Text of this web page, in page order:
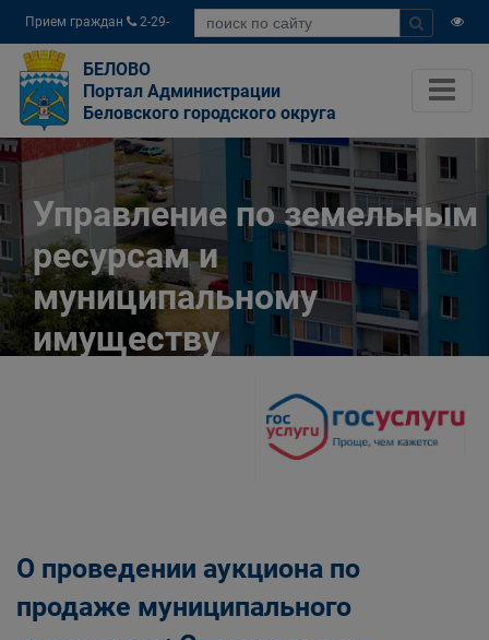
Прием граждан
2-29-
04
БЕЛОВО
Портал Администрации
Беловского городского округа
Управление по земельным
ресурсам и
муниципальному
имуществу
Беловского городского
Беловского городского округа
Управление по земельным ресурсам и
муниципальному имуществу Администрации
О проведении аукциона по
продаже муниципального